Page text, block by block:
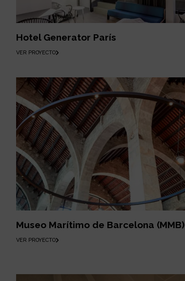
Hotel Generator París
VER PROYECTO
Museo Marítimo de Barcelona (MMB)
VER PROYECTO